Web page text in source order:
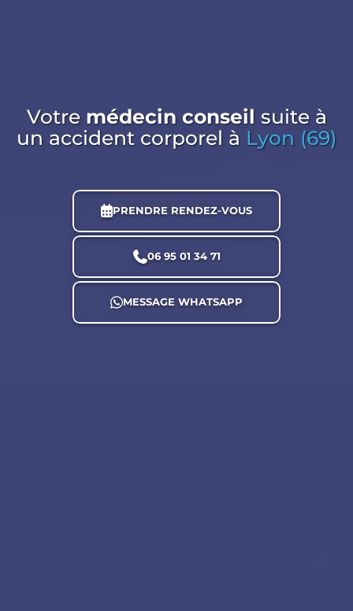
Votre médecin conseil suite à
un accident corporel à Lyon (69)
PRENDRE RENDEZ-VOUS
06 95 01 34 71
MESSAGE WHATSAPP